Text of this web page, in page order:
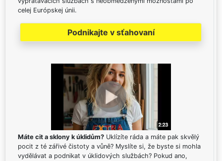
celej Európskej únii.
Podnikajte v sťahovaní
Máte cit a sklony k úklidům? Uklízíte ráda a máte pak skvělý
pocit z té zářivé čistoty a vůně? Myslíte si, že byste si mohla
vydělávat a podnikat v úklidových službách? Pokud ano,